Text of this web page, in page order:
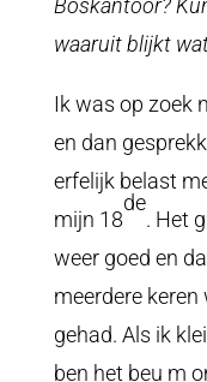
Boskantoor?
waaruit blijkt
Ik was op zoek
en dan
erfelijk belast
mijn 18
de
. Het
weer goed en
meerdere
gehad. Als ik
ben het beu m